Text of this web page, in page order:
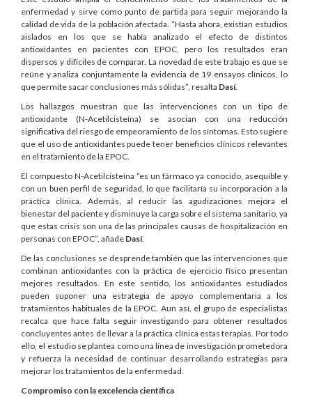
enfermedad y sirve como punto de partida para seguir mejorando la
calidad de vida de la población afectada. “Hasta ahora, existían estudios
aislados en los que se había analizado el efecto de distintos
antioxidantes en pacientes con EPOC, pero los resultados eran
dispersos y difíciles de comparar. La novedad de este trabajo es que se
reúne y analiza conjuntamente la evidencia de 19 ensayos clínicos, lo
que permite sacar conclusiones más sólidas”, resalta Dasí.
Los hallazgos muestran que las intervenciones con un tipo de
antioxidante (N-Acetilcisteína) se asocian con una reducción
significativa del riesgo de empeoramiento de los síntomas. Esto sugiere
que el uso de antioxidantes puede tener beneficios clínicos relevantes
en el tratamiento de la EPOC.
El compuesto N-Acetilcisteína “es un fármaco ya conocido, asequible y
con un buen perfil de seguridad, lo que facilitaría su incorporación a la
práctica clínica. Además, al reducir las agudizaciones mejora el
bienestar del paciente y disminuye la carga sobre el sistema sanitario, ya
que estas crisis son una de las principales causas de hospitalización en
personas con EPOC”, añade Dasí.
De las conclusiones se desprende también que las intervenciones que
combinan antioxidantes con la práctica de ejercicio físico presentan
mejores resultados. En este sentido, los antioxidantes estudiados
pueden suponer una estrategia de apoyo complementaria a los
tratamientos habituales de la EPOC. Aun así, el grupo de especialistas
recalca que hace falta seguir investigando para obtener resultados
concluyentes antes de llevar a la práctica clínica estas terapias. Por todo
ello, el estudio se plantea como una línea de investigación prometedora
y refuerza la necesidad de continuar desarrollando estrategias para
mejorar los tratamientos de la enfermedad.
Compromiso con la excelencia científica